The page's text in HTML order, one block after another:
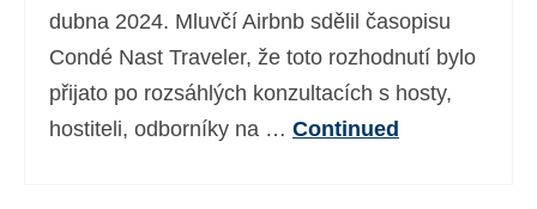
dubna 2024. Mluvčí Airbnb sdělil časopisu
Condé Nast Traveler, že toto rozhodnutí bylo
přijato po rozsáhlých konzultacích s hosty,
hostiteli, odborníky na … Continued